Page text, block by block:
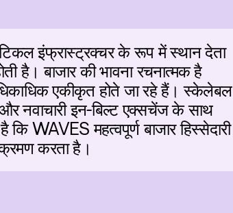
इंफ्रास्ट्रक्चर के रूप में स्थान देता
है। बाजार की भावना रचनात्मक है
एकीकृत होते जा रहे हैं। स्केलेबल
नवाचारी इन-बिल्ट एक्सचेंज के साथ
WAVES महत्वपूर्ण बाजार हिस्सेदारी
करता है।